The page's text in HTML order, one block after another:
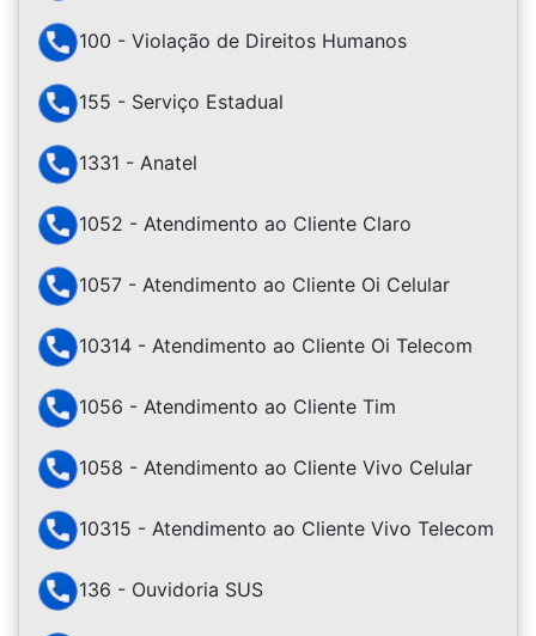
100 - Violação de Direitos Humanos
155 - Serviço Estadual
1331 - Anatel
1052 - Atendimento ao Cliente Claro
1057 - Atendimento ao Cliente Oi Celular
10314 - Atendimento ao Cliente Oi Telecom
1056 - Atendimento ao Cliente Tim
1058 - Atendimento ao Cliente Vivo Celular
10315 - Atendimento ao Cliente Vivo Telecom
136 - Ouvidoria SUS